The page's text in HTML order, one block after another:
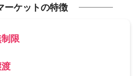
ーケットの特徴
限